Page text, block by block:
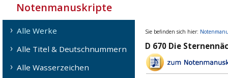
Notenmanuskripte
Alle Werke
Alle Titel & Deutschnummern
Alle Wasserzeichen
Sie befinden sich hier:
D 670 Die